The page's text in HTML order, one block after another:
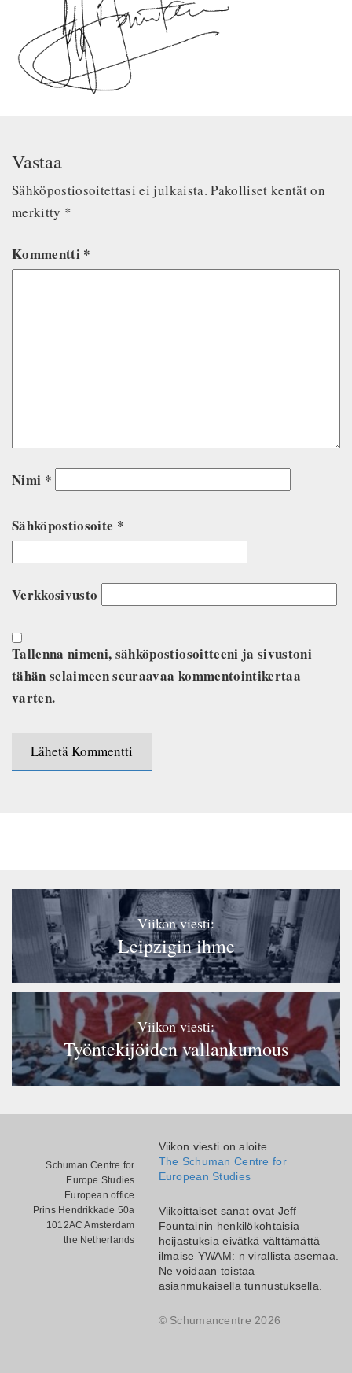
Vastaa
Sähköpostiosoitettasi ei julkaista. Pakolliset kentät on
merkitty *
Kommentti *
Nimi *
Sähköpostiosoite *
Verkkosivusto
Tallenna nimeni, sähköpostiosoitteeni ja sivustoni
tähän selaimeen seuraavaa kommentointikertaa
varten.
Viikon viesti:
Leipzigin ihme
Viikon viesti:
Työntekijöiden vallankumous
Schuman Centre for
Europe Studies
European office
Prins Hendrikkade 50a
1012AC Amsterdam
the Netherlands
Viikon viesti on aloite
The Schuman Centre for
European Studies
Viikoittaiset sanat ovat Jeff
Fountainin henkilökohtaisia
heijastuksia eivätkä välttämättä
ilmaise YWAM: n virallista asemaa.
Ne voidaan toistaa
asianmukaisella tunnustuksella.
© Schumancentre 2026